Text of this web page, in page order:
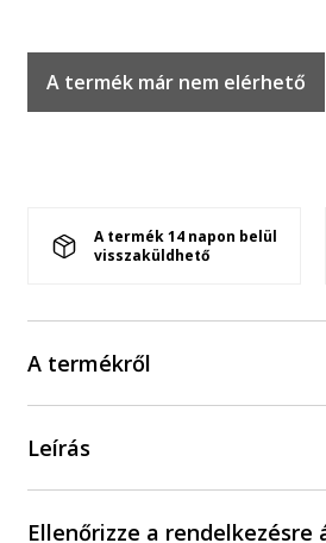
A termék már nem elérhető
A termék 14 napon belül
visszaküldhető
A termékről
Leírás
Ellenőrizze a